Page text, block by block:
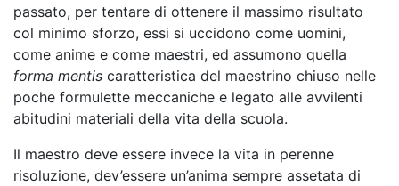
passato, per tentare di ottenere il massimo risultato
col minimo sforzo, essi si uccidono come uomini,
come anime e come maestri, ed assumono quella
forma mentis caratteristica del maestrino chiuso nelle
poche formulette meccaniche e legato alle avvilenti
abitudini materiali della vita della scuola.
Il maestro deve essere invece la vita in perenne
risoluzione, dev’essere un’anima sempre assetata di